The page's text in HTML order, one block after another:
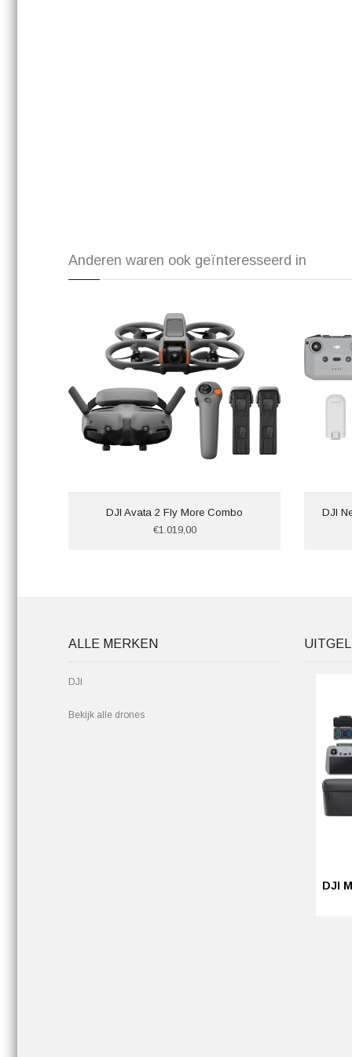
Anderen waren ook geïnteresseerd in
DJI Avata 2 Fly More Combo
€1.019,00
DJI
ALLE MERKEN
DJI
Bekijk alle drones
DJI